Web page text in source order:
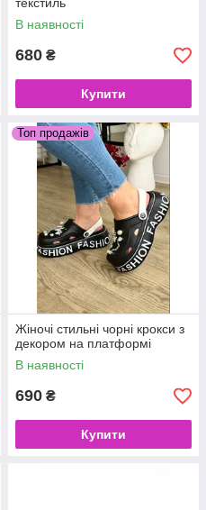
В наявності
680 ₴
Купити
Топ продажів
Жіночі стильні чорні крокси з
декором на платформі
В наявності
690 ₴
Купити